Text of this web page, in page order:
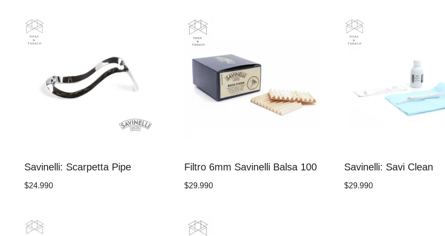
Savinelli: Scarpetta Pipe
$24.990
Filtro 6mm Savinelli Balsa 100
$29.990
Savinelli: Savi Clean
$29.990